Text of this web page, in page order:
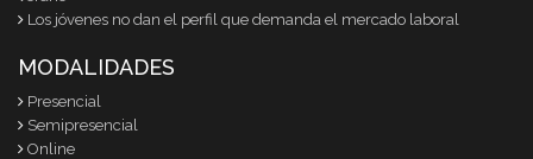
Los jóvenes no dan el perfil que demanda el mercado laboral
MODALIDADES
Presencial
Semipresencial
Online